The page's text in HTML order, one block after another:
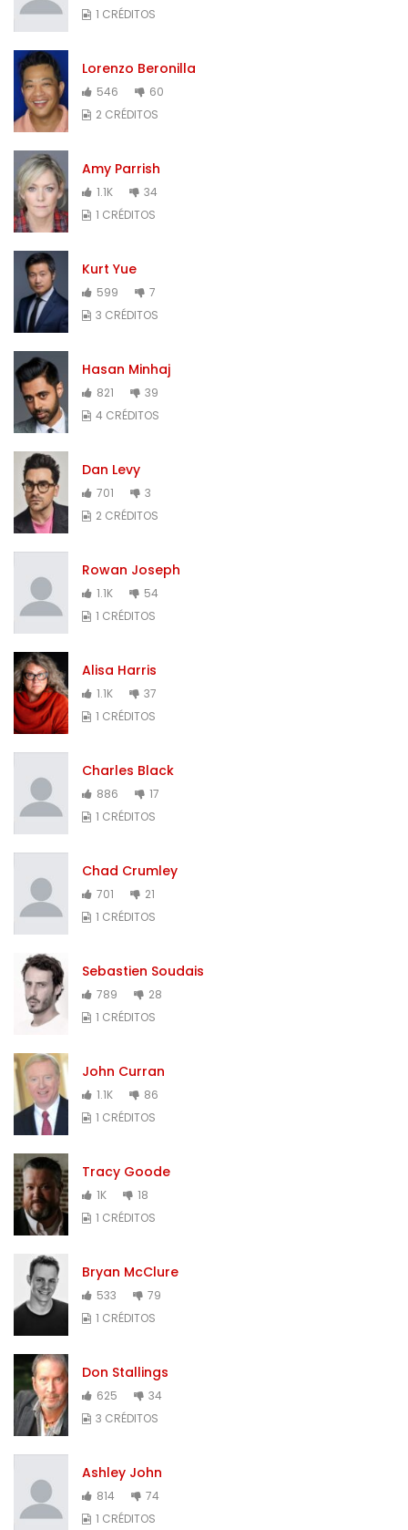
1 CRÉDITOS
Lorenzo Beronilla
546
60
2 CRÉDITOS
Amy Parrish
1.1K
34
1 CRÉDITOS
Kurt Yue
599
7
3 CRÉDITOS
Hasan Minhaj
821
39
4 CRÉDITOS
Dan Levy
701
3
2 CRÉDITOS
Rowan Joseph
1.1K
54
1 CRÉDITOS
Alisa Harris
1.1K
37
1 CRÉDITOS
Charles Black
886
17
1 CRÉDITOS
Chad Crumley
701
21
1 CRÉDITOS
Sebastien Soudais
789
28
1 CRÉDITOS
John Curran
1.1K
86
1 CRÉDITOS
Tracy Goode
1K
18
1 CRÉDITOS
Bryan McClure
533
79
1 CRÉDITOS
Don Stallings
625
34
3 CRÉDITOS
Ashley John
814
74
1 CRÉDITOS